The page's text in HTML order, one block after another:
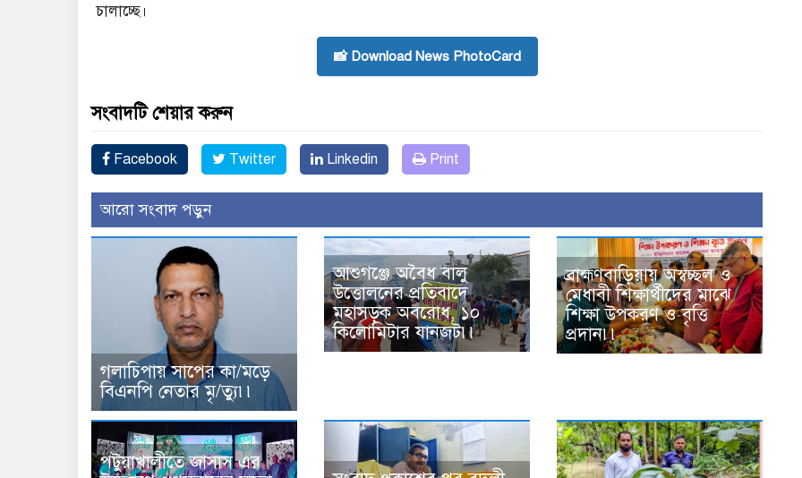
চালাচ্ছে।
📸 Download News PhotoCard
সংবাদটি শেয়ার করুন
Facebook Twitter Linkedin Print
আরো সংবাদ পড়ুন
গলাচিপায় সাপের কা/মড়ে
বিএনপি নেতার মৃ/ত্যু৷৷
আশুগঞ্জে অবৈধ বালু
উত্তোলনের প্রতিবাদে
মহাসড়ক অবরোধ, ১০
কিলোমিটার যানজট৷৷
ব্রাহ্মণবাড়িয়ায় অস্বচ্ছল ও
মেধাবী শিক্ষার্থীদের মাঝে
শিক্ষা উপকরণ ও বৃত্তি
প্রদান৷৷
পটুয়াখালীতে জাসাস এর